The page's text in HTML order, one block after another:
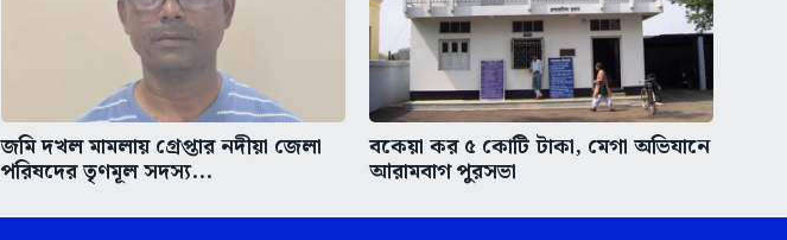
জমি দখল মামলায় গ্রেপ্তার নদীয়া জেলা
পরিষদের তৃণমূল সদস্য...
বকেয়া কর ৫ কোটি টাকা, মেগা অভিযানে
আরামবাগ পুরসভা